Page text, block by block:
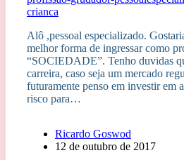
Alô ,pessoal especializado.
melhor forma de ingressar como
“SOCIEDADE”. Tenho duvidas
carreira, caso seja um mercado
futuramente penso em investir em
risco para…
Ricardo Goswod
12 de outubro de 2017